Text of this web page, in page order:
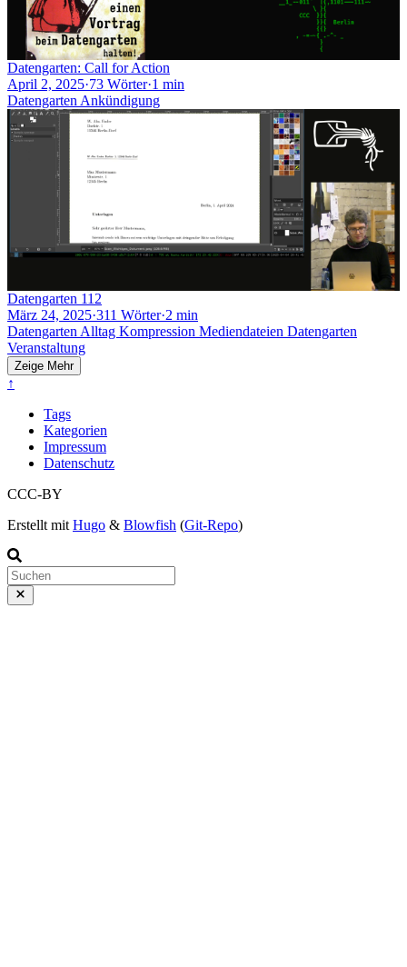
Datengarten: Call for Action
April 2, 2025·73 Wörter·1 min
Datengarten Ankündigung
Datengarten 112
März 24, 2025·311 Wörter·2 min
Datengarten Alltag Kompression Mediendateien Datengarten
Veranstaltung
Zeige Mehr
↑
Tags
Kategorien
Impressum
Datenschutz
CCC-BY
Erstellt mit Hugo & Blowfish (Git-Repo)